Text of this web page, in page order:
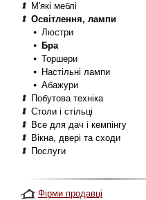
М'які меблі
Освітлення, лампи
Люстри
Бра
Торшери
Настільні лампи
Абажури
Побутова техніка
Столи і стільці
Все для дач і кемпінгу
Вікна, двері та сходи
Послуги
Фірми продавці